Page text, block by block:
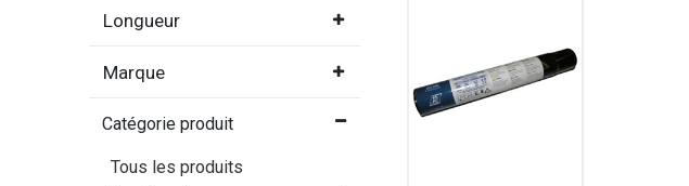
Longueur
Marque
Catégorie produit
Tous les produits